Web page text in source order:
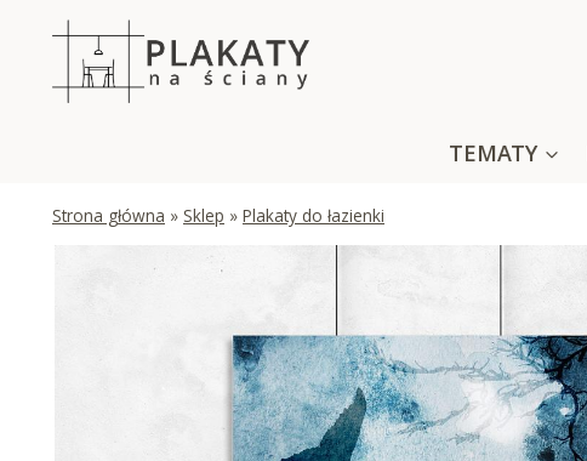
TEMATY
Strona główna » Sklep » Plakaty do łazienki